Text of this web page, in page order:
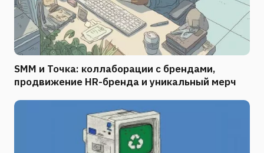
SMM и Точка: коллаборации с брендами,
продвижение HR-бренда и уникальный мерч